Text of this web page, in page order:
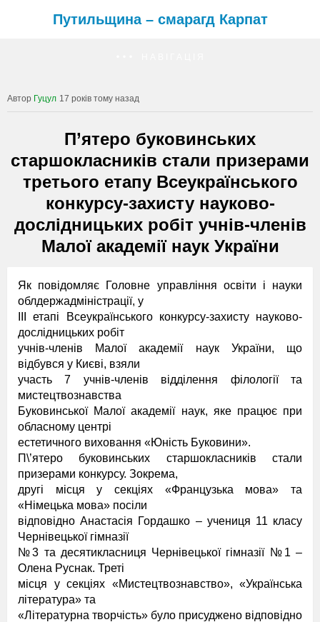
Путильщина – смарагд Карпат
Гуцул 17 років тому назад
П’ятеро буковинських
старшокласників стали призерами
третього етапу Всеукраїнського
конкурсу-захисту науково-
дослідницьких робіт учнів-членів
Малої академії наук України
Як повідомляє Головне управління освіти і науки
облдержадміністрації, у
ІІІ етапі Всеукраїнського конкурсу-захисту науково-
дослідницьких робіт
учнів-членів Малої академії наук України, що
відбувся у Києві, взяли
участь 7 учнів-членів відділення філології та
мистецтвознавства
Буковинської Малої академії наук, яке працює при
обласному центрі
естетичного виховання «Юність Буковини».
П\’ятеро буковинських старшокласників стали
призерами конкурсу. Зокрема,
другі місця у секціях «Французька мова» та
«Німецька мова» посіли
відповідно Анастасія Гордашко – учениця 11 класу
Чернівецької гімназії
№3 та деcятикласниця Чернівецької гімназії №1 –
Олена Руснак. Треті
місця у секціях «Мистецтвознавство», «Українська
література» та
«Літературна творчість» було присуджено відповідно